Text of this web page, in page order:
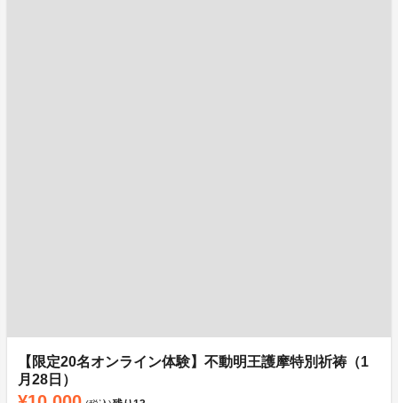
【限定20名オンライン体験】不動明王護摩特別祈祷（1
月28日）